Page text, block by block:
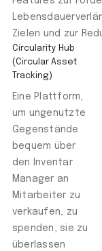
Zielen und zur
Circularity Hub
(Circular Asset
Tracking)
Eine Plattform,
um ungenutzte
Gegenstände
bequem über
den Inventar
Manager an
Mitarbeiter zu
verkaufen, zu
spenden, sie zu
überlassen